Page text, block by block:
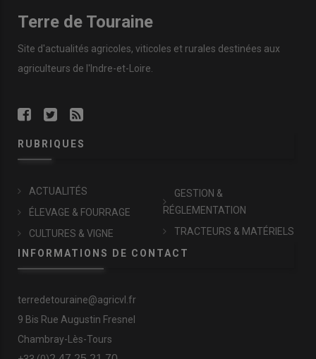
Terre de Touraine
Site d'actualités agricoles, viticoles et rurales destinées aux
agriculteurs de l'Indre-et-Loire.
RUBRIQUES
ACTUALITÉS
ÉLEVAGE & FOURRAGE
CULTURES & VIGNE
GESTION &
RÉGLEMENTATION
TRACTEURS & MATÉRIELS
INFORMATIONS DE CONTACT
terredetouraine@agricvl.fr
9 Bis Rue Augustin Fresnel
Chambray-Lès-Tours